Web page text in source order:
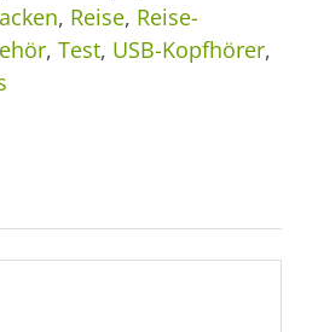
, Reise, Reise-
, Test, USB-Kopfhörer,